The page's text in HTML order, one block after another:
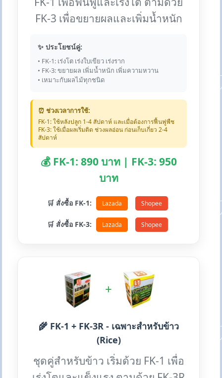
FK-3 เพื่อขยายผลและเพิ่มน้ำหนัก
✨ ประโยชน์คู่:
• FK-1: เร่งโต เร่งใบเขียว เร่งราก
• FK-3: ขยายผล เพิ่มน้ำหนัก เพิ่มความหวาน
• เหมาะกับผลไม้ทุกชนิด
⏰ ช่วงเวลาการใช้:
FK-1: ใช้หลังปลูก 1-4 สัปดาห์ และเมื่อต้องการฟื้นฟูพืช
FK-3: ใช้เมื่อผลเริ่มติด ช่วงผลอ่อน ก่อนเก็บเกี่ยว 2-4
สัปดาห์
💰 FK-1: 890 บาท | FK-3: 950
บาท
🛒 สั่งซื้อ FK-1: Lazada Shopee
🛒 สั่งซื้อ FK-3: Lazada Shopee
+
🌾 FK-1 + FK-3R - เฉพาะสำหรับข้าว
(Rice)
ชุดคู่สำหรับข้าว เริ่มด้วย FK-1 เพื่อ